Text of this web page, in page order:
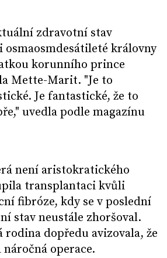
zdravotní stav
královny
korunního prince
Mette-Marit. "Je to
Je fantastické, že to
uvedla podle magazínu
není aristokratického
transplantaci kvůli
fibróze, kdy se v poslední
stav neustále zhoršoval.
rodina dopředu avizovala, že
operace.